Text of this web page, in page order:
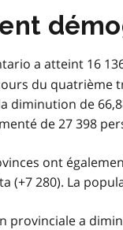
a atteint 16
du quatrième
diminution de
de 27 398
ont
(+7 280). La
provinciale a